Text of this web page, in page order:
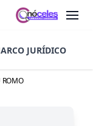
JURÍDICO
ROMO